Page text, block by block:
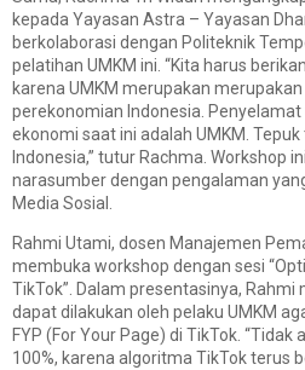
kepada Yayasan Astra – Yayasan
berkolaborasi dengan Politeknik
pelatihan UMKM ini. “Kita harus
karena UMKM merupakan
perekonomian Indonesia.
ekonomi saat ini adalah UMKM.
Indonesia,” tutur Rachma. Workshop
narasumber dengan pengalaman
Media Sosial.
Rahmi Utami, dosen Manajemen
membuka workshop dengan sesi
TikTok”. Dalam presentasinya,
dapat dilakukan oleh pelaku UMKM
FYP (For Your Page) di TikTok.
100%, karena algoritma TikTok terus